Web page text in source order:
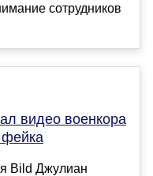
сотрудников
видео военкора
фейка
Bild Джулиан